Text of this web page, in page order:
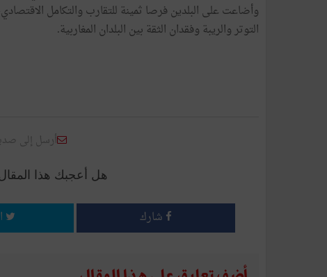
وأضاعت على البلدين فرصا ثمينة للتقارب والتكامل
التوتر والريبة وفقدان الثقة بين البلدان المغاربية.
أرسل إلى
هل أعجبك هذا
شارك